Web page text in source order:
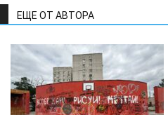
ЕЩЕ ОТ АВТОРА